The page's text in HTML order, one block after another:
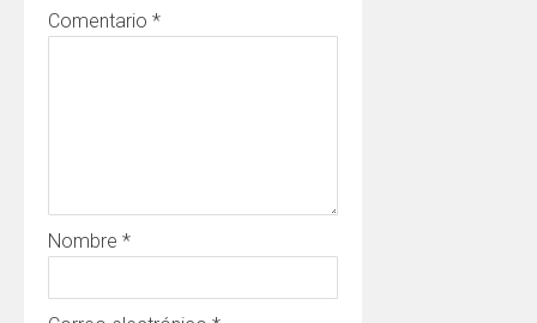
Comentario *
Nombre *